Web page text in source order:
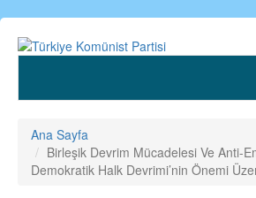
Ana
içeriğe
Ana Sayfa
Birleşik Devrim Mücadelesi Ve Anti-
Demokratik Halk Devrimi’nin Önemi